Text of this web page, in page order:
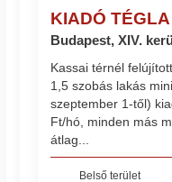
KIADÓ
Budapest, XIV.
Kassai térnél
1,5 szobás lakás
szeptember 1-től)
Ft/hó, minden más
átlag...
Belső terület